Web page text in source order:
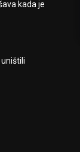
kada je